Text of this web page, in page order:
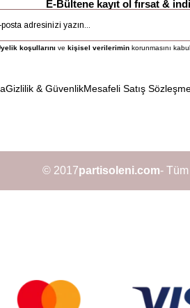
E-Bültene kayıt ol fırsat &
koşullarını ve kişisel verilerimin korunmasını
Gizlilik & GüvenlikMesafeli Satış
© 2017partisoleni.com- Tüm